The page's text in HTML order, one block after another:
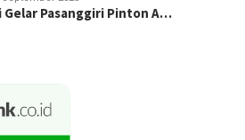
Gelar Pasanggiri Pinton A…